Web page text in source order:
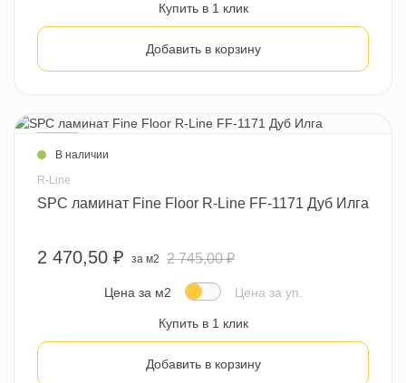
Купить в 1 клик
Добавить в корзину
В наличии
R-Line
SPC ламинат Fine Floor R-Line FF-1171 Дуб Илга
2 470,50 ₽ за м2 2 745,00 ₽
Цена за м2 Цена за уп.
Купить в 1 клик
Добавить в корзину